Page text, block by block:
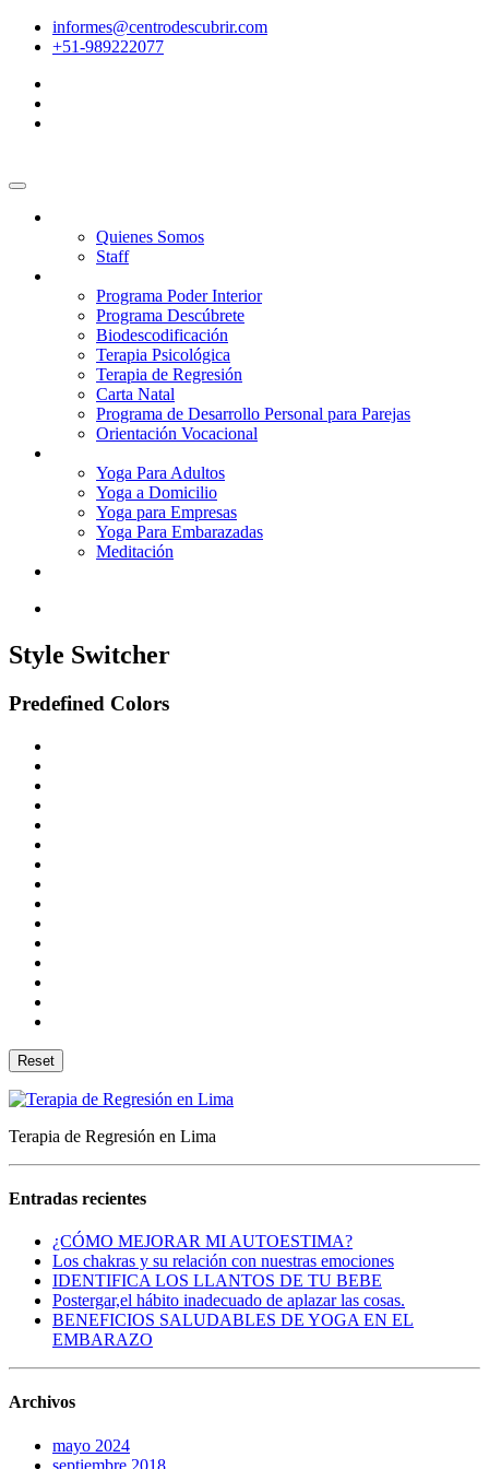
informes@centrodescubrir.com
+51-989222077
Quienes Somos
Staff
Programa Poder Interior
Programa Descúbrete
Biodescodificación
Terapia Psicológica
Terapia de Regresión
Carta Natal
Programa de Desarrollo Personal para Parejas
Orientación Vocacional
Yoga Para Adultos
Yoga a Domicilio
Yoga para Empresas
Yoga Para Embarazadas
Meditación
Style Switcher
Predefined Colors
Reset
Terapia de Regresión en Lima
Entradas recientes
¿CÓMO MEJORAR MI AUTOESTIMA?
Los chakras y su relación con nuestras emociones
IDENTIFICA LOS LLANTOS DE TU BEBE
Postergar,el hábito inadecuado de aplazar las cosas.
BENEFICIOS SALUDABLES DE YOGA EN EL
EMBARAZO
Archivos
mayo 2024
septiembre 2018